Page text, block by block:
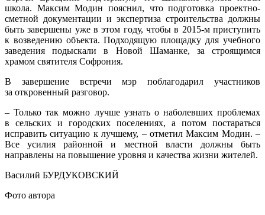
школа. Максим Модин пояснил, что подготовка проектно-
сметной документации и экспертиза строительства должны
быть завершены уже в этом году, чтобы в 2015-м приступить
к возведению объекта. Подходящую площадку для учебного
заведения подыскали в Новой Шаманке, за строящимся
храмом святителя Софрония.
В завершение встречи мэр поблагодарил участников
за откровенный разговор.
– Только так можно лучше узнать о наболевших проблемах
в сельских и городских поселениях, а потом постараться
исправить ситуацию к лучшему, – отметил Максим Модин. –
Все усилия районной и местной власти должны быть
направлены на повышение уровня и качества жизни жителей.
Василий БУРДУКОВСКИЙ
Фото автора